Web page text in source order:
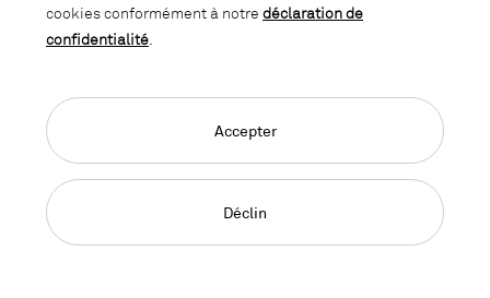
Language Navigation
Deutsch
Impressum Déclaration de confidentialité
cookies conformément à notre déclaration de
confidentialité
Déclin
Accepter